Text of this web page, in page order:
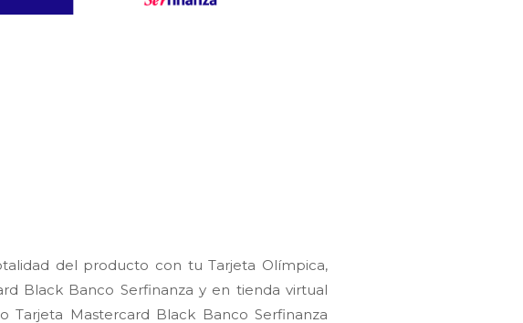
del producto con tu Tarjeta Olímpica,
Black Banco Serfinanza y en tienda virtual
Tarjeta Mastercard Black Banco Serfinanza